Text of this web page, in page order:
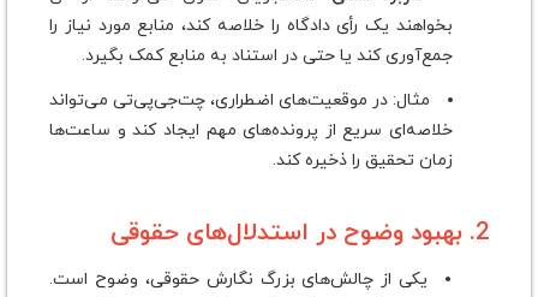
بخواهند یک رأی دادگاه را خلاصه کند، منابع مورد نیاز را
جمع‌آوری کند یا حتی در استناد به منابع کمک بگیرد.
مثال: در موقعیت‌های اضطراری، چت‌جی‌پی‌تی می‌تواند
خلاصه‌ای سریع از پرونده‌های مهم ایجاد کند و ساعت‌ها
زمان تحقیق را ذخیره کند.
2. بهبود وضوح در استدلال‌های حقوقی
یکی از چالش‌های بزرگ نگارش حقوقی، وضوح است.